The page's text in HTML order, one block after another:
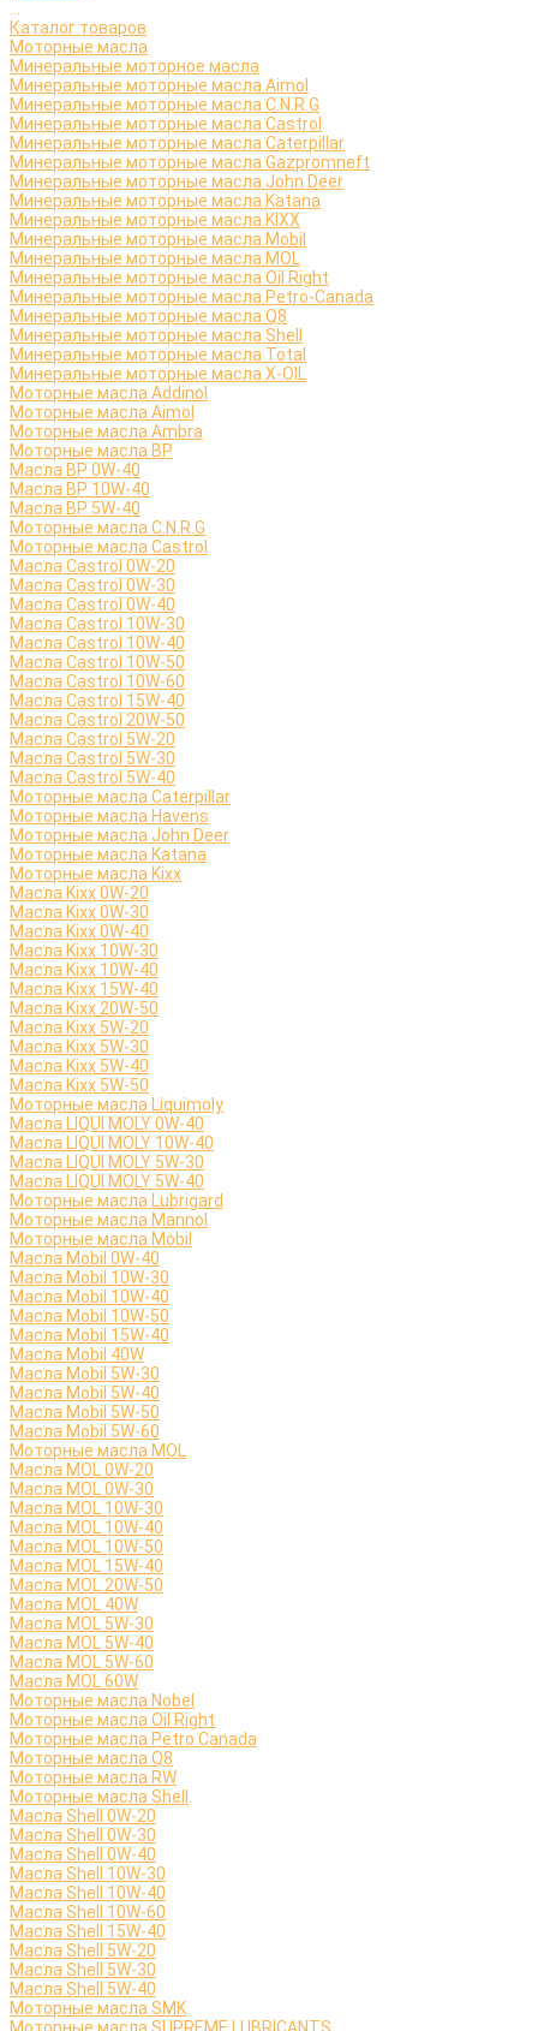
Каталог товаров
Моторные масла
Минеральные моторное масла
Минеральные моторные масла Aimol
Минеральные моторные масла C.N.R.G
Минеральные моторные масла Castrol
Минеральные моторные масла Caterpillar
Минеральные моторные масла Gazpromneft
Минеральные моторные масла John Deer
Минеральные моторные масла Katana
Минеральные моторные масла KIXX
Минеральные моторные масла Mobil
Минеральные моторные масла MOL
Минеральные моторные масла Oil Right
Минеральные моторные масла Petro-Canada
Минеральные моторные масла Q8
Минеральные моторные масла Shell
Минеральные моторные масла Total
Минеральные моторные масла X-OIL
Моторные масла Addinol
Моторные масла Aimol
Моторные масла Ambra
Моторные масла BP
Масла BP 0W-40
Масла BP 10W-40
Масла BP 5W-40
Моторные масла C.N.R.G
Моторные масла Castrol
Масла Castrol 0W-20
Масла Castrol 0W-30
Масла Castrol 0W-40
Масла Castrol 10W-30
Масла Castrol 10W-40
Масла Castrol 10W-50
Масла Castrol 10W-60
Масла Castrol 15W-40
Масла Castrol 20W-50
Масла Castrol 5W-20
Масла Castrol 5W-30
Масла Castrol 5W-40
Моторные масла Caterpillar
Моторные масла Havens
Моторные масла John Deer
Моторные масла Katana
Моторные масла Kixx
Масла Kixx 0W-20
Масла Kixx 0W-30
Масла Kixx 0W-40
Масла Kixx 10W-30
Масла Kixx 10W-40
Масла Kixx 15W-40
Масла Kixx 20W-50
Масла Kixx 5W-20
Масла Kixx 5W-30
Масла Kixx 5W-40
Масла Kixx 5W-50
Моторные масла Liquimoly
Масла LIQUI MOLY 0W-40
Масла LIQUI MOLY 10W-40
Масла LIQUI MOLY 5W-30
Масла LIQUI MOLY 5W-40
Моторные масла Lubrigard
Моторные масла Mannol
Моторные масла Mobil
Масла Mobil 0W-40
Масла Mobil 10W-30
Масла Mobil 10W-40
Масла Mobil 10W-50
Масла Mobil 15W-40
Масла Mobil 40W
Масла Mobil 5W-30
Масла Mobil 5W-40
Масла Mobil 5W-50
Масла Mobil 5W-60
Моторные масла MOL
Масла MOL 0W-20
Масла MOL 0W-30
Масла MOL 10W-30
Масла MOL 10W-40
Масла MOL 10W-50
Масла MOL 15W-40
Масла MOL 20W-50
Масла MOL 40W
Масла MOL 5W-30
Масла MOL 5W-40
Масла MOL 5W-60
Масла MOL 60W
Моторные масла Nobel
Моторные масла Oil Right
Моторные масла Petro Canada
Моторные масла Q8
Моторные масла RW
Моторные масла Shell
Масла Shell 0W-20
Масла Shell 0W-30
Масла Shell 0W-40
Масла Shell 10W-30
Масла Shell 10W-40
Масла Shell 10W-60
Масла Shell 15W-40
Масла Shell 5W-20
Масла Shell 5W-30
Масла Shell 5W-40
Моторные масла SMK